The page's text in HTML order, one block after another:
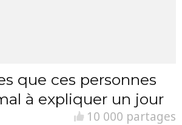
que ces personnes
à expliquer un jour
10 000 partages